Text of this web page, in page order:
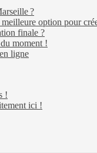
?
option pour
finale ?
moment !
ligne
!
ici !